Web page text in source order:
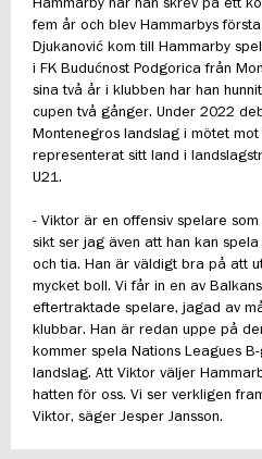
Hammarby när han skrev på ett
fem år och blev Hammarbys
Djukanović kom till Hammarby
i FK Budućnost Podgorica från
sina två år i klubben har han
cupen två gånger. Under 2022
Montenegros landslag i mötet
representerat sitt land i
U21.
- Viktor är en offensiv spelare
sikt ser jag även att han kan
och tia. Han är väldigt bra på att
mycket boll. Vi får in en av
eftertraktade spelare, jagad av
klubbar. Han är redan uppe på
kommer spela Nations Leagues
landslag. Att Viktor väljer
hatten för oss. Vi ser verkligen
Viktor, säger Jesper Jansson.